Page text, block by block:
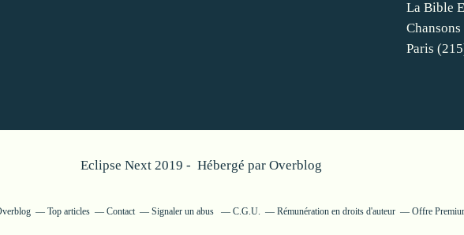
La Bible
Paris
Eclipse Next 2019 - Hébergé par Overblog
Top articles Contact Signaler un abus C.G.U. Rémunération en droits d'auteur Offre